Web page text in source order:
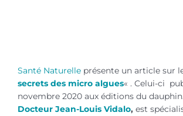
Santé Naturelleprésente un article sur
secrets des micro algues« . Celui-ci
novembre 2020 aux éditions du
Docteur Jean-Louis Vidalo, est